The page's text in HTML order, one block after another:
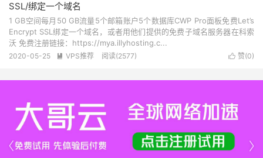
SSL/绑定一个域名
1 GB空间每月50 GB流量5个邮箱账户5个数据库CWP Pro面板免费Let’s
Encrypt SSL绑定一个域名，或者用他们提供的免费子域名服务器在科索
沃 免费注册链接：https://mya.illyhosting.c...
 赞(0)
2020-05-25  VPS推荐 阅读(2577)

